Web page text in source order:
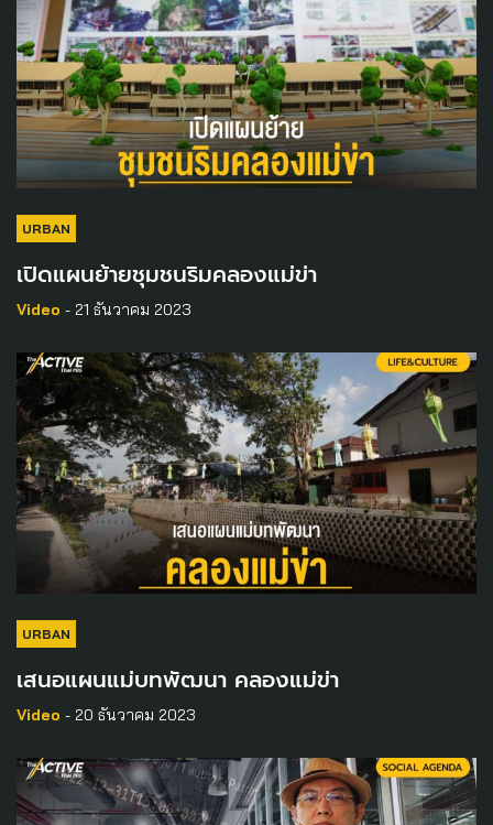
URBAN
เปิดแผนย้ายชุมชนริมคลองแม่ข่า
Video - 21 ธันวาคม 2023
URBAN
เสนอแผนแม่บทพัฒนา คลองแม่ข่า
Video - 20 ธันวาคม 2023